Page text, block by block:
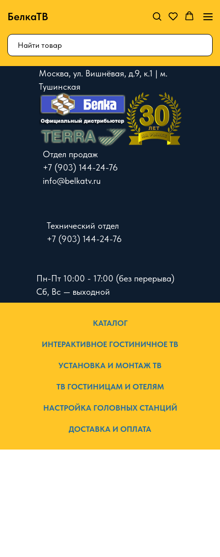
БелкаТВ
Москва, ул. Вишнёвая, д.9, к.1 | м.
Тушинская
Отдел продаж
+7 (903) 144-24-76
info@belkatv.ru
Пн-Пт 10:00 - 17:00 (без перерыва)
Сб, Вс — выходной
Технический отдел
+7 (903) 144-24-76
КАТАЛОГ
ИНТЕРАКТИВНОЕ ГОСТИНИЧНОЕ ТВ
УСТАНОВКА И МОНТАЖ ТВ
ТВ ГОСТИНИЦАМ И ОТЕЛЯМ
НАСТРОЙКА ГОЛОВНЫХ СТАНЦИЙ
ДОСТАВКА И ОПЛАТА